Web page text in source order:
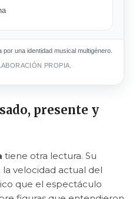
por una identidad musical multigénero.
PROPIA.
presente y
tiene otra lectura. Su
velocidad actual del
que el espectáculo